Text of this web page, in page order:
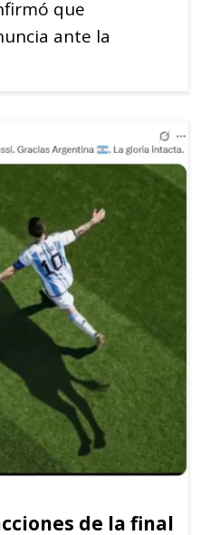
que
ante la
de la final